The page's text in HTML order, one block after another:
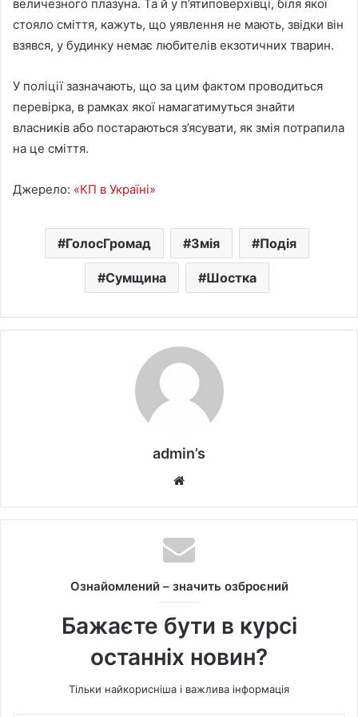
величезного плазуна. Та й у п’ятиповерхівці, біля якої
стояло сміття, кажуть, що уявлення не мають, звідки він
взявся, у будинку немає любителів екзотичних тварин.
У поліції зазначають, що за цим фактом проводиться
перевірка, в рамках якої намагатимуться знайти
власників або постараються з’ясувати, як змія потрапила
на це сміття.
Джерело: «КП в Україні»
ГолосГромад Змія Подія
Сумщина Шостка
admin’s
b
s
i
e
Ознайомлений – значить озброєний
Бажаєте бути в курсі
останніх новин?
Тільки найкорисніша і важлива інформація